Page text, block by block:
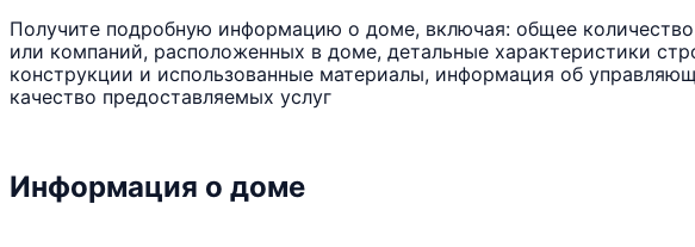
Получите подробную информацию о доме, включая: общее
или компаний, расположенных в доме, детальные характеристики
конструкции и использованные материалы, информация об
качество предоставляемых услуг
Информация о доме